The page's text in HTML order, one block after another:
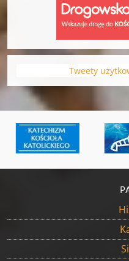
Tweety